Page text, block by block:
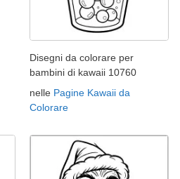
Disegni da colorare per
bambini di kawaii 10760
nelle Pagine Kawaii da
Colorare